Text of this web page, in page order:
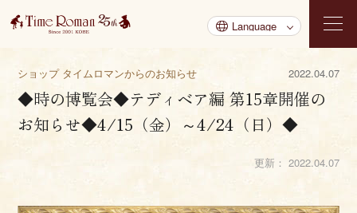
ショップ タイムロマンからのお知らせ 2022.04.07
◆時の博覧会◆テディベア編 第15章開催の
お知らせ◆4/15（金）～4/24（日）◆
更新： 2022.04.07